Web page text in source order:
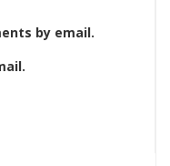
by email.